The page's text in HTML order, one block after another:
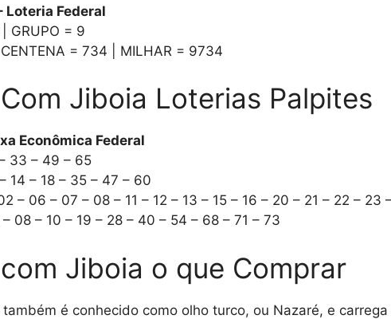
Loteria Federal
GRUPO = 9
= 734 | MILHAR = 9734
Jiboia Loterias Palpites
Econômica Federal
33 – 49 – 65
14 – 18 – 35 – 47 – 60
– 06 – 07 – 08 – 11 – 12 – 13 – 15 – 16 – 20 – 21 – 22 – 23
08 – 10 – 19 – 28 – 40 – 54 – 68 – 71 – 73
Jiboia o que Comprar
também é conhecido como olho turco, ou Nazaré, e